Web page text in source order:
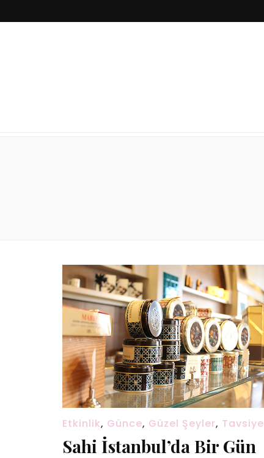
Etkinlik, Günce, Güzel Şeyler, Tavsiye
Sahi İstanbul’da Bir Gün